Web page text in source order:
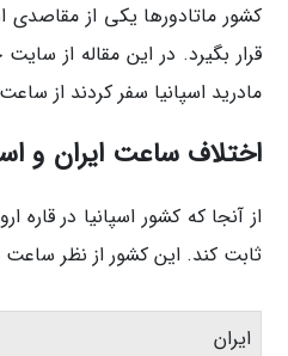
کشور ماتادورها یکی از مقاصدی
قرار بگیرد. در این مقاله از
مادرید اسپانیا سفر کردند از
اختلاف ساعت ایران و
از آنجا که کشور اسپانیا در قاره
ثابت کند. این کشور از نظر ساعت جهانی 2:30 ساعت از کشورمان عقب تر است،
ایران